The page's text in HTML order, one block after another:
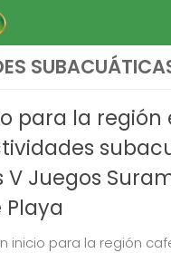
para la región
V Juegos
Playa
inicio para la región